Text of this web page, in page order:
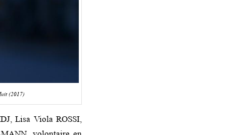
(2017)
Lisa Viola ROSSI,